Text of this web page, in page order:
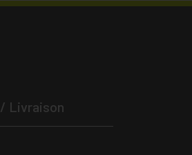
Livraison